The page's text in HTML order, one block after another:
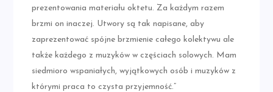
prezentowania materiału oktetu. Za każdym razem
brzmi on inaczej. Utwory są tak napisane, aby
zaprezentować spójne brzmienie całego kolektywu ale
także każdego z muzyków w częściach solowych. Mam
siedmioro wspaniałych, wyjątkowych osób i muzyków z
którymi praca to czysta przyjemność.”